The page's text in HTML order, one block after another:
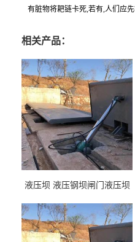
有脏物将耙链卡死,若有,人们应先
相关产品：
液压坝 液压钢坝闸门液压坝